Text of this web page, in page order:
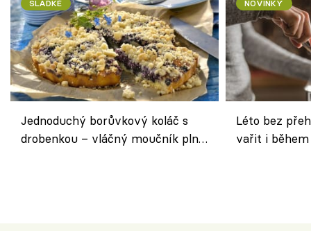
SLADKÉ
Jednoduchý borůvkový koláč s
drobenkou – vláčný moučník plný
NOVINKY
Léto bez
vařit i